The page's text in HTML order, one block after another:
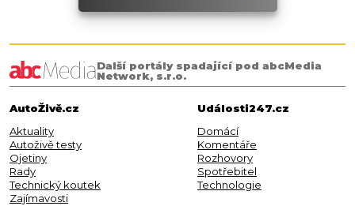
Další portály spadající pod abcMedia
Network, s.r.o.
AutoŽivě.cz
Aktuality
Autoživě testy
Ojetiny
Rady
Technický koutek
Zajímavosti
Události247.cz
Domácí
Komentáře
Rozhovory
Spotřebitel
Technologie